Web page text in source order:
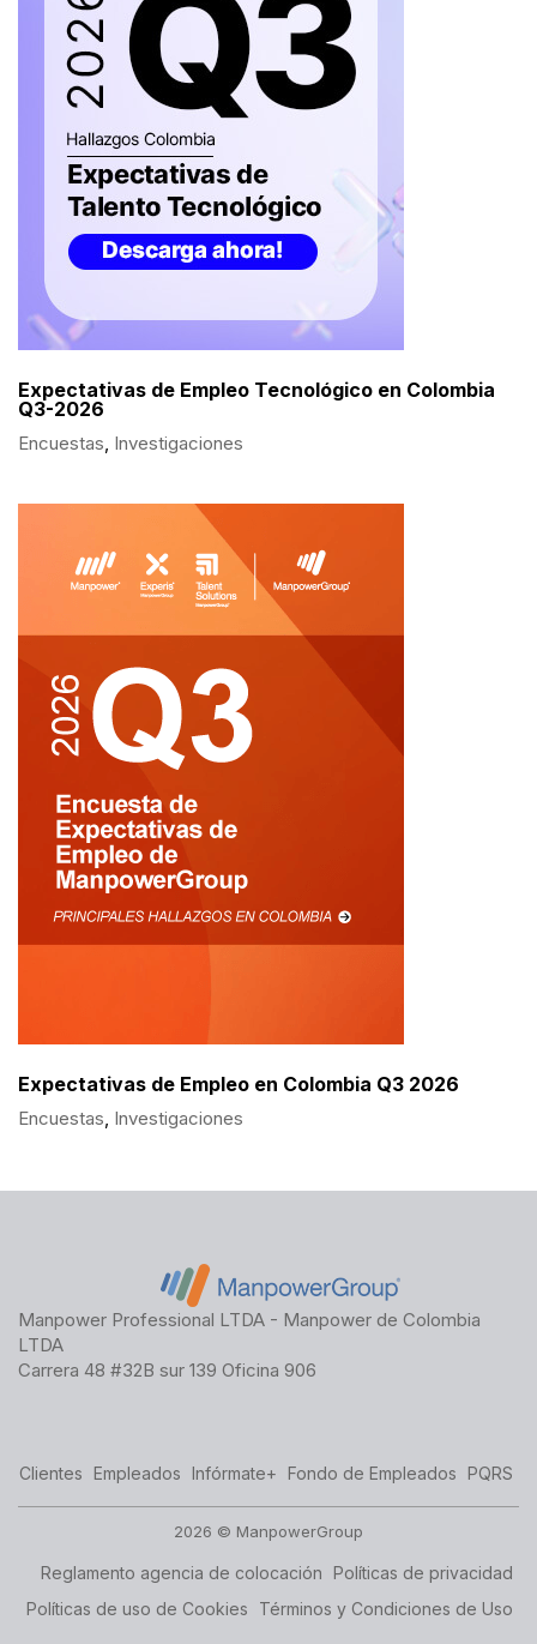
Expectativas de Empleo Tecnológico en Colombia
Q3-2026
Encuestas, Investigaciones
Expectativas de Empleo en Colombia Q3 2026
Encuestas, Investigaciones
Manpower Professional LTDA - Manpower de Colombia
LTDA
Carrera 48 #32B sur 139 Oficina 906
Clientes Empleados Infórmate+ Fondo de Empleados PQRS
2026 © ManpowerGroup
Reglamento agencia de colocación Políticas de privacidad
Políticas de uso de Cookies
Términos y Condiciones de Uso